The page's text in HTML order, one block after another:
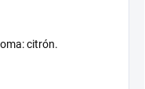
citrón.